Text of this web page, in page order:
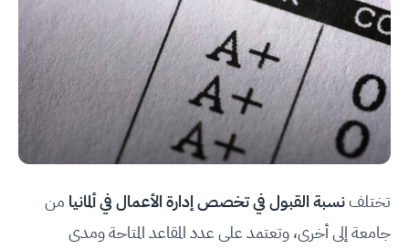
تختلفنسبة القبول في تخصص إدارة الأعمال في ألمانيا من
جامعة إلى أخرى، وتعتمد على عدد المقاعد المتاحة ومدى